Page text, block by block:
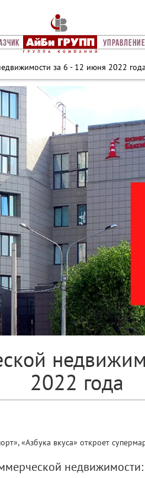
за 6 - 12 июня 2022 года
2022 года
«Азбука вкуса» откроет
недвижимости: